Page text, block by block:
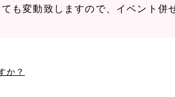
も変動致しますので、イベント併
か？